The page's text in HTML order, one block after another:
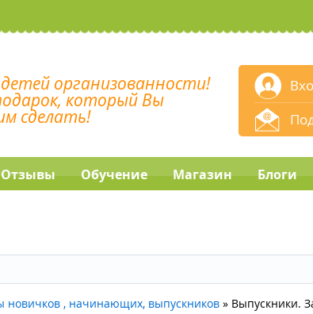
организованности!
который Вы
сделать!
Отзывы Обучение Магазин Блоги
новичков , начинающих, выпускников » Выпускники.